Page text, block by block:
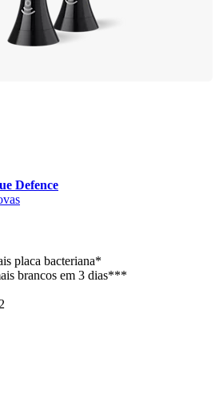
Defence
placa bacteriana*
brancos em 3 dias***